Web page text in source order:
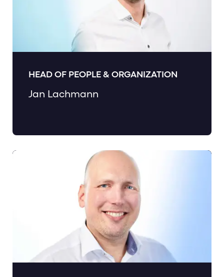
HEAD OF PEOPLE & ORGANIZATION
Jan Lachmann